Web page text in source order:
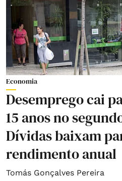
Economia
Desemprego cai
15 anos no
Dívidas baixam
rendimento anual
Tomás Gonçalves Pereira